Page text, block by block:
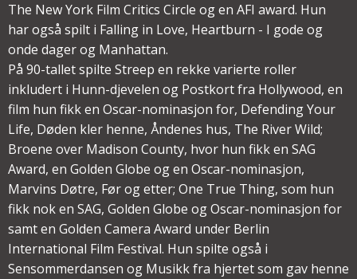
The New York Film Critics Circle og en AFI award. Hun
har også spilt i Falling in Love, Heartburn - I gode og
onde dager og Manhattan.
På 90-tallet spilte Streep en rekke varierte roller
inkludert i Hunn-djevelen og Postkort fra Hollywood, en
film hun fikk en Oscar-nominasjon for, Defending Your
Life, Døden kler henne, Åndenes hus, The River Wild;
Broene over Madison County, hvor hun fikk en SAG
Award, en Golden Globe og en Oscar-nominasjon,
Marvins Døtre, Før og etter; One True Thing, som hun
fikk nok en SAG, Golden Globe og Oscar-nominasjon for
samt en Golden Camera Award under Berlin
International Film Festival. Hun spilte også i
Sensommerdansen og Musikk fra hjertet som gav henne